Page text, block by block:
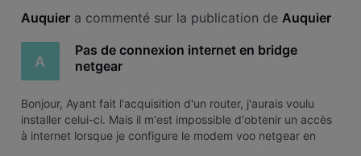
Auquier a commenté sur la publication de Auquier
A
Pas de connexion internet en bridge
netgear
Bonjour, Ayant fait l'acquisition d'un router, j'aurais voulu
installer celui-ci. Mais il m'est impossible d'obtenir un accès
à internet lorsque je configure le modem voo netgear en